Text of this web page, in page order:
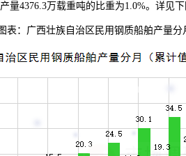
量4376.3万载重吨的比重为1.0%。详见
表：广西壮族自治区民用钢质船舶产量